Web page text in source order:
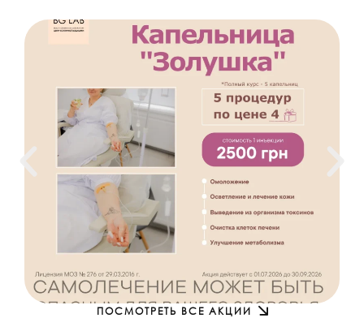
ПОСМОТРЕТЬ ВСЕ АКЦИИ